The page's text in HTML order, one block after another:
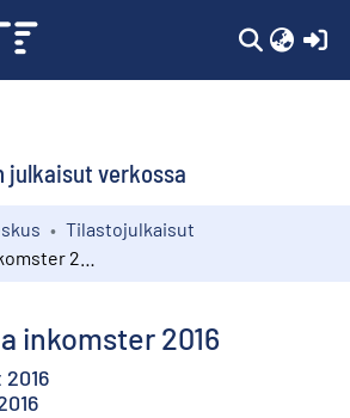
julkaisut verkossa
Tilastojulkaisut
inkomster 2016